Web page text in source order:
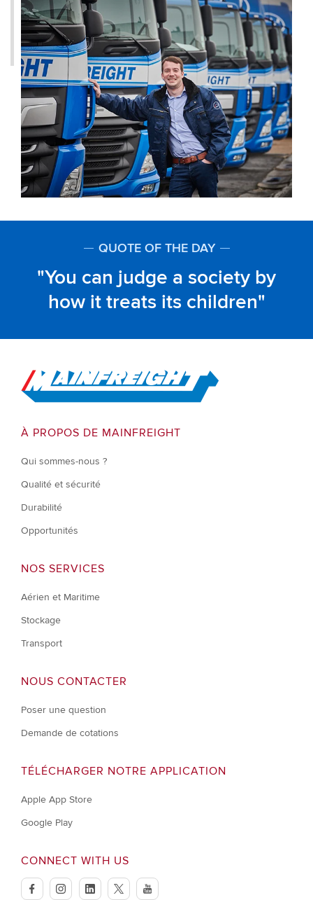
QUOTE OF THE DAY
You can judge a society by
how it treats its children
Go to Home
À PROPOS DE MAINFREIGHT
Qui sommes-nous ?
Qualité et sécurité
Durabilité
Opportunités
NOS SERVICES
Aérien et Maritime
Stockage
Transport
NOUS CONTACTER
Poser une question
Demande de cotations
TÉLÉCHARGER NOTRE APPLICATION
Apple App Store
Google Play
CONNECT WITH US
facebookinstagramlinkedintwitteryoutube